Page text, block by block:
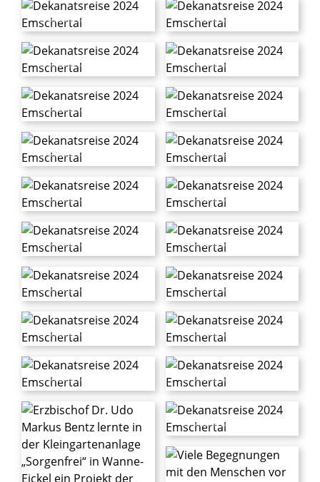
© Foto: Michael Bodin / Erzbistum Paderborn © Foto: Michael Bodin / Erzbistum Paderborn
© Foto: Michael Bodin / Erzbistum Paderborn © Foto: Michael Bodin / Erzbistum Paderborn
© Foto: Michael Bodin / Erzbistum Paderborn © Foto: Michael Bodin / Erzbistum Paderborn
© Foto: Michael Bodin / Erzbistum Paderborn © Foto: Michael Bodin / Erzbistum Paderborn
© Foto: Michael Bodin / Erzbistum Paderborn © Foto: Michael Bodin / Erzbistum Paderborn
© Foto: Michael Bodin / Erzbistum Paderborn © Foto: Michael Bodin / Erzbistum Paderborn
© Foto: Michael Bodin / Erzbistum Paderborn © Foto: Michael Bodin / Erzbistum Paderborn
© Foto: Michael Bodin / Erzbistum Paderborn © Foto: Michael Bodin / Erzbistum Paderborn
© Foto: Michael Bodin / Erzbistum Paderborn © Foto: Michael Bodin / Erzbistum Paderborn
© Foto: Michael Bodin / Erzbistum Paderborn